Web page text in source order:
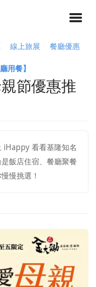
線上旅展 餐廳優惠
用餐】
節優惠推
iHappy 看看基隆知名
飯店住宿、餐廳聚餐
慢挑選！